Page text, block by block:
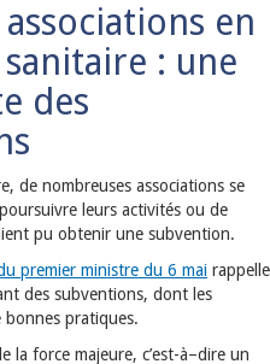
en
: une
des
de nombreuses associations se
leurs activités ou de
pu obtenir une subvention.
premier ministre du 6 mai rappelle
des subventions, dont les
bonnes pratiques.
la force majeure, c’est-à–dire un